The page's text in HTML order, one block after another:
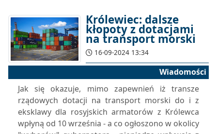
Królewiec: dalsze
kłopoty z dotacjami
na transport morski
16-09-2024 13:34
Wiadomości
Jak się okazuje, mimo zapewnień iż transze
rządowych dotacji na transport morski do i z
eksklawy dla rosyjskich armatorów z Królewca
wpłyną od 10 września - a co ogłoszono w okolicy